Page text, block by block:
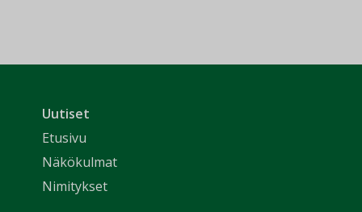
Uutiset
Etusivu
Näkökulmat
Nimitykset